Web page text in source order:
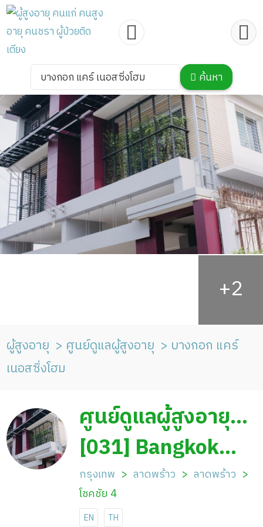
บางกอก แคร์ เนอสซิ่งโฮม ค้นหา
ผู้สูงอายุ ศูนย์ดูแลผู้สูงอายุ
บางกอก แคร์
เนอสซิ่งโฮม
ศูนย์ดูแลผู้สูงอายุ
บางกอก แคร์ เนอส
ซิ่งโฮม
[031] Bangkok
Care Nursing
Home
กรุงเทพ ลาดพร้าว
ลาดพร้าว
โชคชัย 4
EN TH